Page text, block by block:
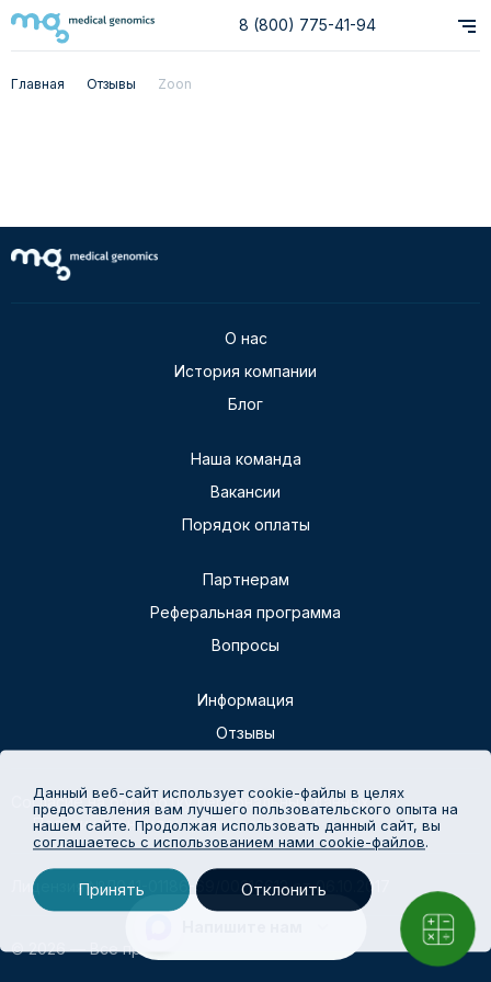
8 (800) 775-41-94
Главная Отзывы Zoon
О нас
История компании
Блог
Наша команда
Вакансии
Порядок оплаты
Партнерам
Реферальная программа
Вопросы
Информация
Отзывы
Согласие на обработку персональных данных
Политика конфиденциальности
Лицензия №Л041-01186-69/00316612 от 06.10.2017
© 2026 — Все права защищены.
Данный веб-сайт использует cookie-файлы в целях
предоставления вам лучшего пользовательского опыта на
нашем сайте. Продолжая использовать данный сайт, вы
соглашаетесь с использованием нами cookie-файлов.
Принять Отклонить